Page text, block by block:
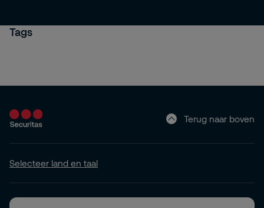
Tags
Terug naar boven
Selecteer land en taal